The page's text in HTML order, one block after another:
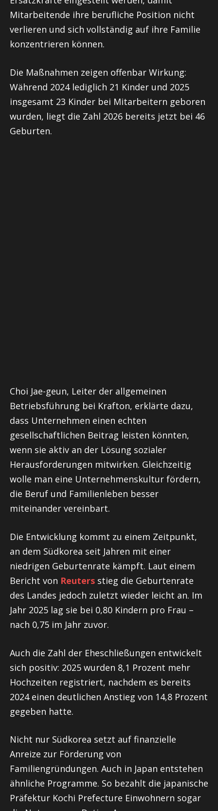
Mitarbeitende ihre berufliche Position nicht
verlieren und sich vollständig auf ihre Familie
konzentrieren können.
Die Maßnahmen zeigen offenbar Wirkung:
Während 2024 lediglich 21 Kinder und 2025
insgesamt 23 Kinder bei Mitarbeitern geboren
wurden, liegt die Zahl 2026 bereits jetzt bei 46
Geburten.
Choi Jae-geun, Leiter der allgemeinen
Betriebsführung bei Krafton, erklärte dazu,
dass Unternehmen einen echten
gesellschaftlichen Beitrag leisten könnten,
wenn sie aktiv an der Lösung sozialer
Herausforderungen mitwirken. Gleichzeitig
wolle man eine Unternehmenskultur fördern,
die Beruf und Familienleben besser
miteinander vereinbart.
Die Entwicklung kommt zu einem Zeitpunkt,
an dem Südkorea seit Jahren mit einer
niedrigen Geburtenrate kämpft. Laut einem
Bericht von Reuters stieg die Geburtenrate
des Landes jedoch zuletzt wieder leicht an. Im
Jahr 2025 lag sie bei 0,80 Kindern pro Frau –
nach 0,75 im Jahr zuvor.
Auch die Zahl der Eheschließungen entwickelt
sich positiv: 2025 wurden 8,1 Prozent mehr
Hochzeiten registriert, nachdem es bereits
2024 einen deutlichen Anstieg von 14,8 Prozent
gegeben hatte.
Nicht nur Südkorea setzt auf finanzielle
Anreize zur Förderung von
Familiengründungen. Auch in Japan entstehen
ähnliche Programme. So bezahlt die japanische
Präfektur Kochi Prefecture Einwohnern sogar